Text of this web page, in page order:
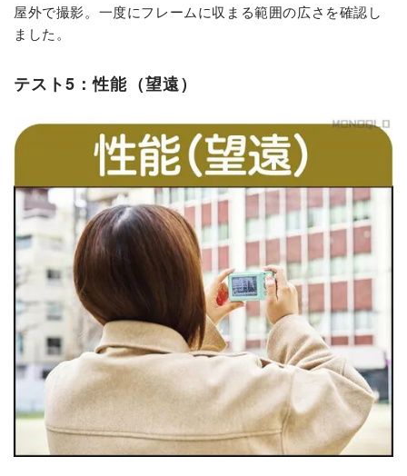
屋外で撮影。一度にフレームに収まる範囲の広さを確認し
ました。
テスト5：性能（望遠）